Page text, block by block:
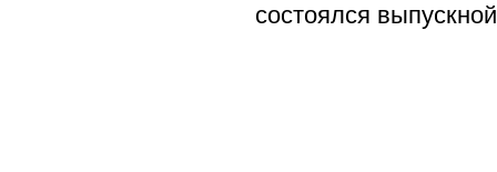
состоялся выпускной